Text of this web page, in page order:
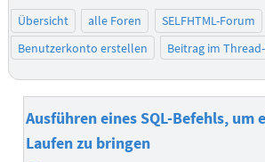
Übersicht alle Foren SELFHTML-Forum
Benutzerkonto erstellen
Beitrag im
Ausführen eines SQL-Befehls, um
Laufen zu bringen